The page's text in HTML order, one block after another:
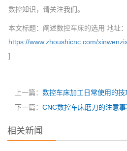
数控知识，请关注我们。
本文标题：阐述数控车床的选用 地址
https://www.zhoushicnc.com/
]
上一篇： 数控车床加工日常使用的
下一篇： CNC数控车床磨刀的注意
相关新闻